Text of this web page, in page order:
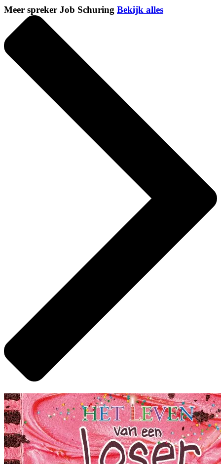
Meer spreker Job Schuring Bekijk alles